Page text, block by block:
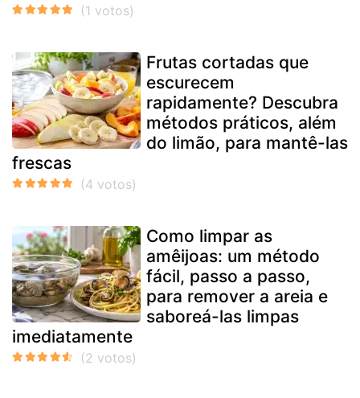
Frutas cortadas que
escurecem
rapidamente? Descubra
métodos práticos, além
do limão, para mantê-las
frescas
Como limpar as
amêijoas: um método
fácil, passo a passo,
para remover a areia e
saboreá-las limpas
imediatamente